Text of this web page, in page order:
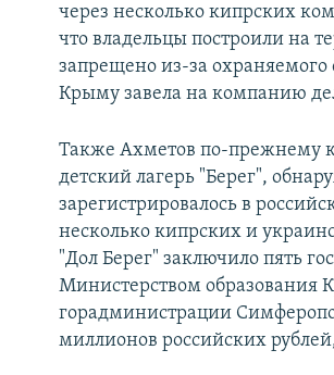
через несколько кипрских
что владельцы построили на
запрещено из-за охраняемого
Крыму завела на компанию
Также Ахметов по-прежнему
детский лагерь "Берег",
зарегистрировалось в
несколько кипрских и
"Дол Берег" заключило пять
Министерством образования
горадминистрации
миллионов российских